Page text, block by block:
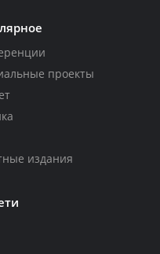
проекты
издания